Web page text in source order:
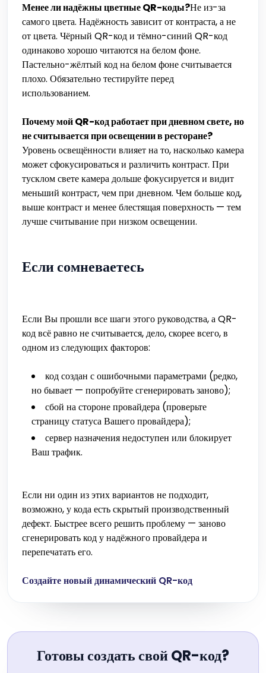
Менее ли надёжны цветные QR-коды?Не из-за
самого цвета. Надёжность зависит от контраста, а не
от цвета. Чёрный QR-код и тёмно-синий QR-код
одинаково хорошо читаются на белом фоне.
Пастельно-жёлтый код на белом фоне считывается
плохо. Обязательно тестируйте перед
использованием.
Почему мой QR-код работает при дневном свете, но
не считывается при освещении в ресторане?
Уровень освещённости влияет на то, насколько камера
может сфокусироваться и различить контраст. При
тусклом свете камера дольше фокусируется и видит
меньший контраст, чем при дневном. Чем больше код,
выше контраст и менее блестящая поверхность — тем
лучше считывание при низком освещении.
Если сомневаетесь
Если Вы прошли все шаги этого руководства, а QR-
код всё равно не считывается, дело, скорее всего, в
одном из следующих факторов:
код создан с ошибочными параметрами (редко,
но бывает — попробуйте сгенерировать заново);
сбой на стороне провайдера (проверьте
страницу статуса Вашего провайдера);
сервер назначения недоступен или блокирует
Ваш трафик.
Если ни один из этих вариантов не подходит,
возможно, у кода есть скрытый производственный
дефект. Быстрее всего решить проблему — заново
сгенерировать код у надёжного провайдера и
перепечатать его.
Создайте новый динамический QR-код
Готовы создать свой QR-код?